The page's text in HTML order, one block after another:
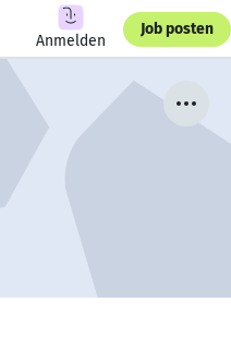
Anmelden
Job posten